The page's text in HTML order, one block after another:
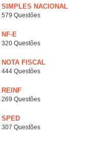
SIMPLES NACIONAL
579 Questões
NF-E
320 Questões
NOTA FISCAL
444 Questões
REINF
269 Questões
SPED
307 Questões